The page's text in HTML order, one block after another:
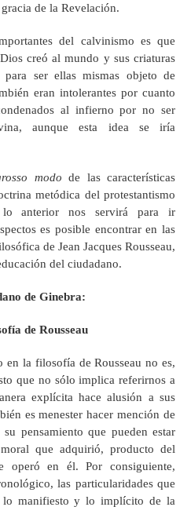
de la Revelación.
del calvinismo es que
creó al mundo y sus criaturas
ser ellas mismas objeto de
eran intolerantes por cuanto
al infierno por no ser
aunque esta idea se iría
modo de las características
metódica del protestantismo
anterior nos servirá para ir
es posible encontrar en las
de Jean Jacques Rousseau,
del ciudadano.
de Ginebra:
de Rousseau
en la filosofía de Rousseau no es,
que no sólo implica referirnos a
explícita hace alusión a sus
es menester hacer mención de
pensamiento que pueden estar
que adquirió, producto del
operó en él. Por consiguiente,
las particularidades que
lo manifiesto y lo implícito de la